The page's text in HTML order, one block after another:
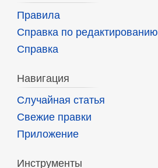
Правила
Справка по редактированию
Справка
Навигация
Случайная статья
Свежие правки
Приложение
Инструменты